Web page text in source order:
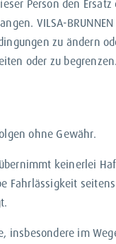
Person den
VILSA-
zu ändern
oder zu begrenzen.
ohne Gewähr.
übernimmt keinerlei
Fahrlässigkeit seitens
insbesondere im